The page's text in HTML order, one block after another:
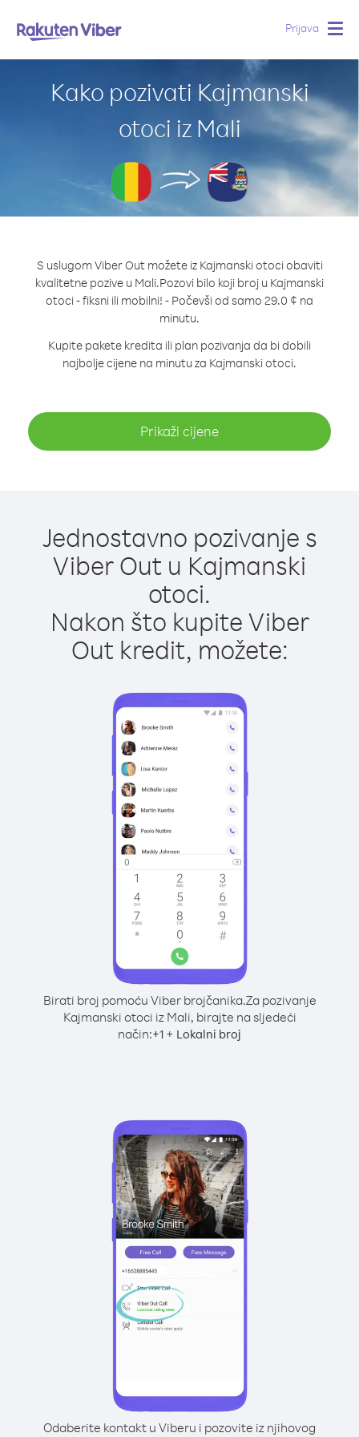
Prijava
Kako pozivati Kajmanski
otoci iz Mali
S uslugom Viber Out možete iz Kajmanski otoci obaviti
kvalitetne pozive u Mali.Pozovi bilo koji broj u Kajmanski
otoci - fiksni ili mobilni! - Počevši od samo 29.0 ¢ na
minutu.
Kupite pakete kredita ili plan pozivanja da bi dobili
najbolje cijene na minutu za Kajmanski otoci.
Prikaži cijene
Jednostavno pozivanje s
Viber Out u Kajmanski
otoci.
Nakon što kupite Viber
Out kredit, možete:
Birati broj pomoću Viber brojčanika.Za pozivanje
Kajmanski otoci iz Mali, birajte na sljedeći
način:+1 + Lokalni broj
Odaberite kontakt u Viberu i pozovite iz njihovog